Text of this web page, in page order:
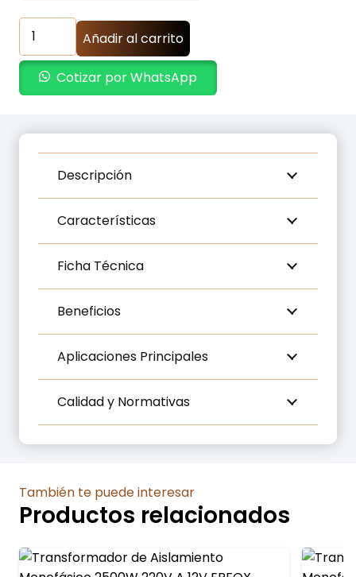
Transformador
Aislamiento
Trifasico
200000W
cantidad
Añadir al carrito
Cotizar por WhatsApp
Descripción
Características
Ficha Técnica
Beneficios
Aplicaciones Principales
Calidad y Normativas
También te puede interesar
Productos relacionados